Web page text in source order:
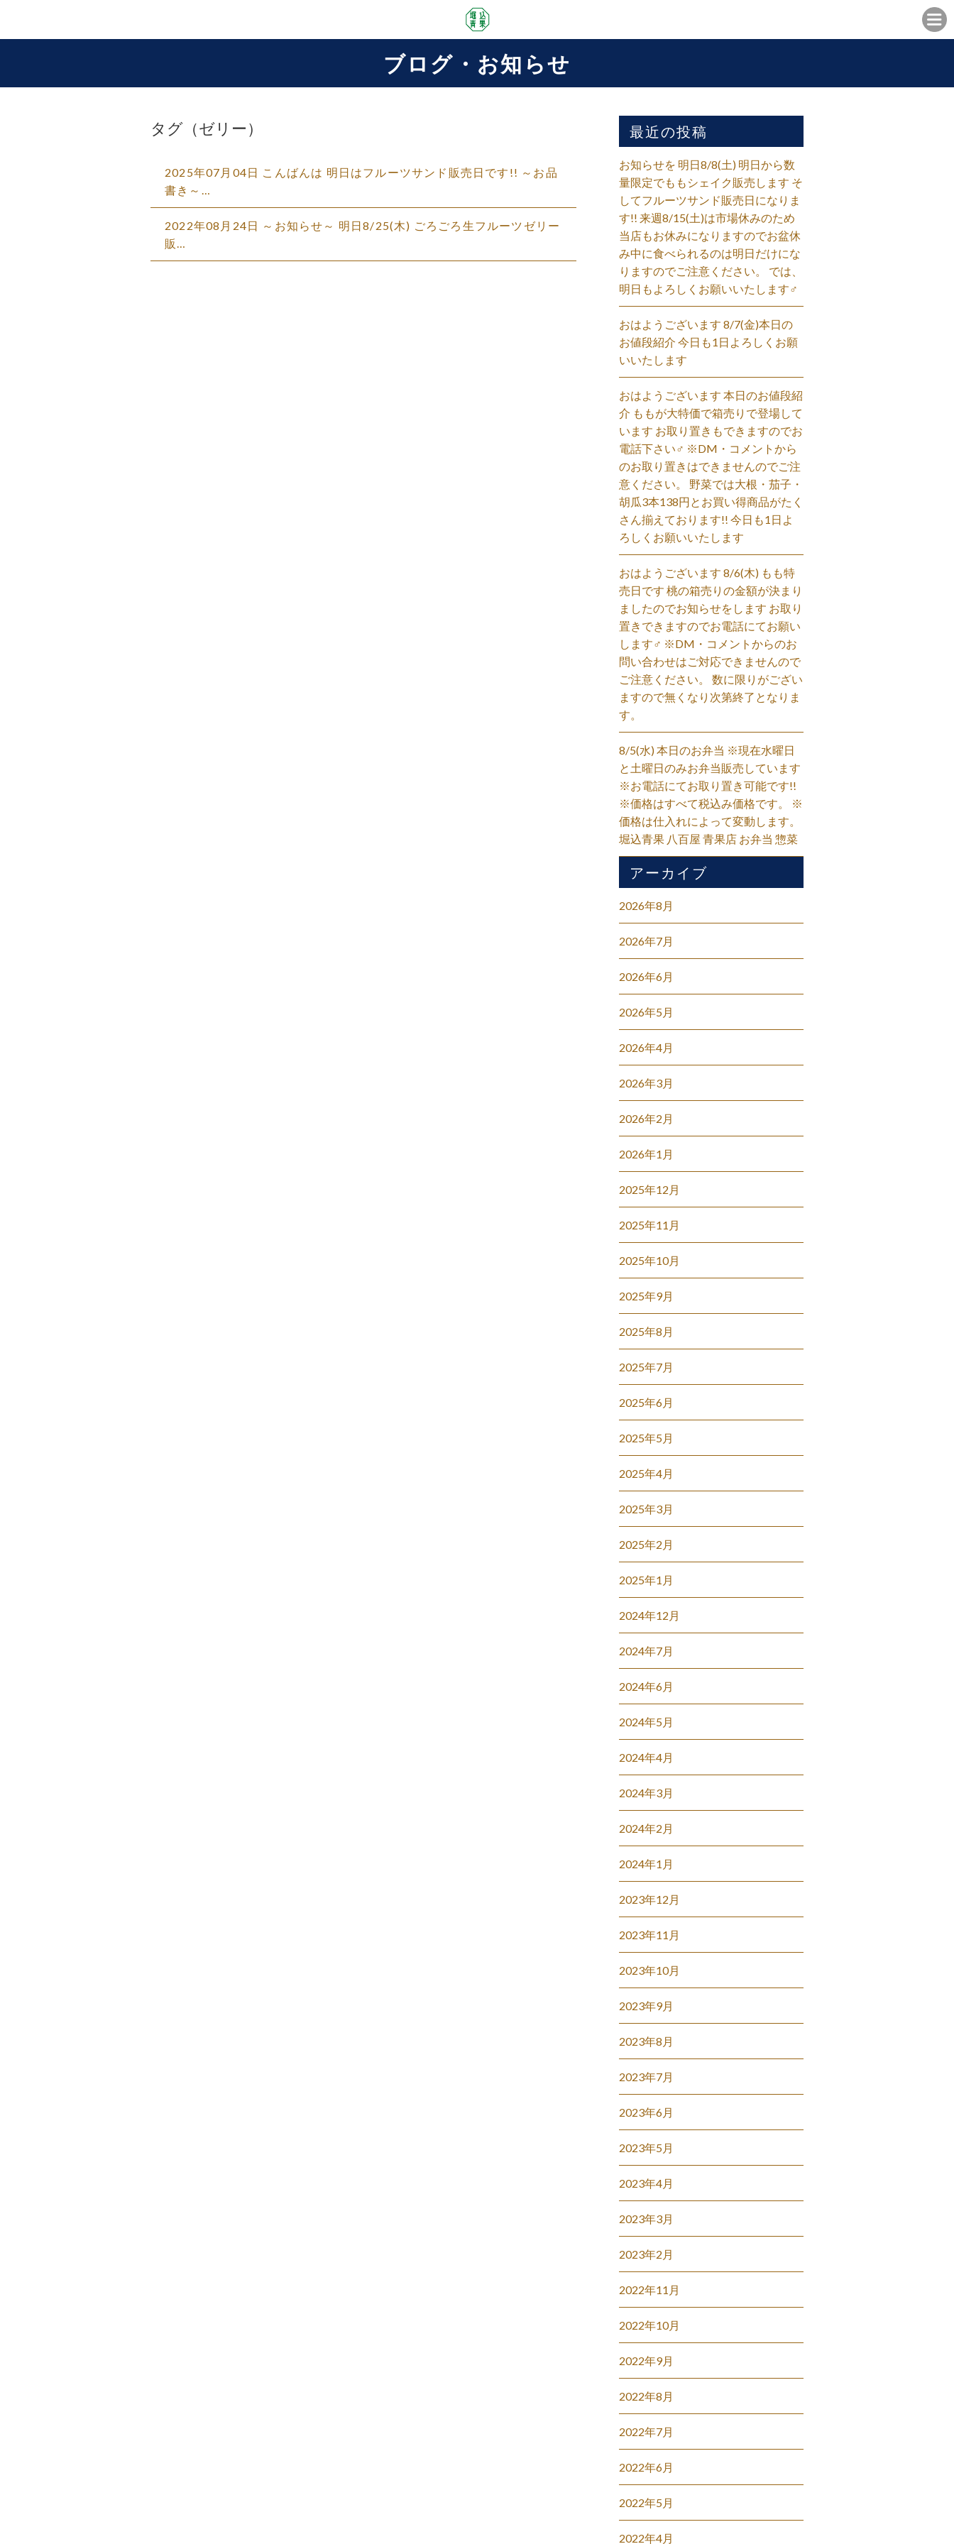
ブログ・お知らせ
タグ（ゼリー）
2025年07月04日 こんばんは 明日はフルーツサンド販売日です!! ～お品
書き～…
2022年08月24日 ～お知らせ～ 明日8/25(木) ごろごろ生フルーツゼリー
販…
最近の投稿
お知らせを 明日8/8(土) 明日から数
量限定でももシェイク販売します そ
してフルーツサンド販売日になりま
す!! 来週8/15(土)は市場休みのため
当店もお休みになりますのでお盆休
み中に食べられるのは明日だけにな
りますのでご注意ください。 では、
明日もよろしくお願いいたします‍♂️
おはようございます 8/7(金)本日の
お値段紹介 今日も1日よろしくお願
いいたします
おはようございます 本日のお値段紹
介 ももが大特価で箱売りで登場して
います お取り置きもできますのでお
電話下さい‍♂️ ※DM・コメントから
のお取り置きはできませんのでご注
意ください。 野菜では大根・茄子・
胡瓜3本138円とお買い得商品がたく
さん揃えております!! 今日も1日よ
ろしくお願いいたします
おはようございます 8/6(木) もも特
売日です 桃の箱売りの金額が決まり
ましたのでお知らせをします お取り
置きできますのでお電話にてお願い
します‍♂️ ※DM・コメントからのお
問い合わせはご対応できませんので
ご注意ください。 数に限りがござい
ますので無くなり次第終了となりま
す。
8/5(水) 本日のお弁当 ※現在水曜日
と土曜日のみお弁当販売しています
※お電話にてお取り置き可能です!!
※価格はすべて税込み価格です。 ※
価格は仕入れによって変動します。
堀込青果 八百屋 青果店 お弁当 惣菜
アーカイブ
2026年8月
2026年7月
2026年6月
2026年5月
2026年4月
2026年3月
2026年2月
2026年1月
2025年12月
2025年11月
2025年10月
2025年9月
2025年8月
2025年7月
2025年6月
2025年5月
2025年4月
2025年3月
2025年2月
2025年1月
2024年12月
2024年7月
2024年6月
2024年5月
2024年4月
2024年3月
2024年2月
2024年1月
2023年12月
2023年11月
2023年10月
2023年9月
2023年8月
2023年7月
2023年6月
2023年5月
2023年4月
2023年3月
2023年2月
2022年11月
2022年10月
2022年9月
2022年8月
2022年7月
2022年6月
2022年5月
2022年4月